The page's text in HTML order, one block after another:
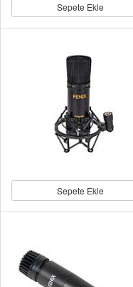
Sepete Ekle
Sepete Ekle